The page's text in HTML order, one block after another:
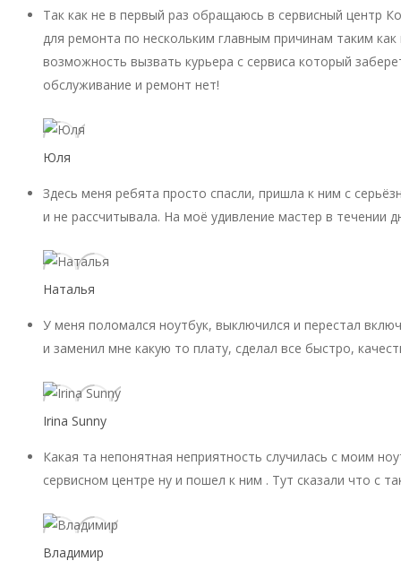
Так как не в первый раз обращаюсь в сервисный центр
для ремонта по нескольким главным причинам таким
возможность вызвать курьера с сервиса который
обслуживание и ремонт нет!
Юля
Здесь меня ребята просто спасли, пришла к ним с
и не рассчитывала. На моё удивление мастер в течении
Наталья
У меня поломался ноутбук, выключился и перестал
и заменил мне какую то плату, сделал все быстро,
Irina Sunny
Какая та непонятная неприятность случилась с моим
сервисном центре ну и пошел к ним . Тут сказали что с
Владимир